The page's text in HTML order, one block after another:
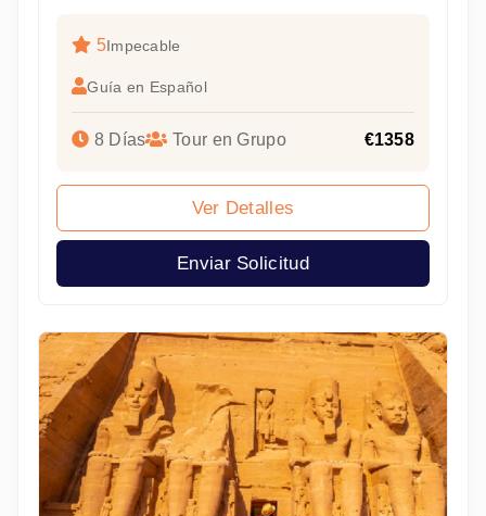
5Impecable
Guía en Español
8 Días Tour en Grupo €1358
Ver Detalles
Enviar Solicitud